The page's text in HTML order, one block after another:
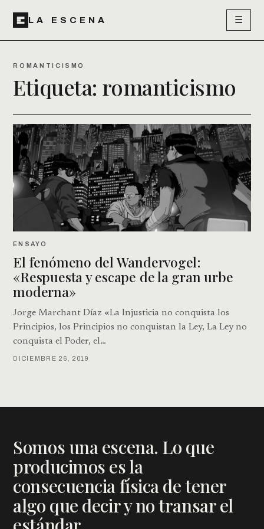
LA ESCENA ☰
ROMANTICISMO
Etiqueta: romanticismo
ENSAYO
El fenómeno del Wandervogel:
«Respuesta y escape de la gran urbe
moderna»
Jorge Marchant Díaz «La Injusticia no conquista los
Principios, los Principios no conquistan la Ley, La Ley no
conquista el Poder, el…
DICIEMBRE 26, 2019
Somos una escena. Lo que
producimos es la
consecuencia física de tener
algo que decir y no transar el